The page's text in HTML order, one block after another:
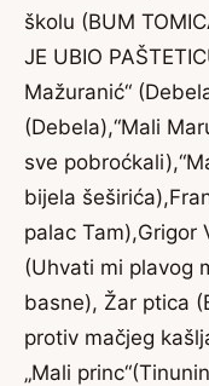
školu (BUM
JE UBIO
Mažuranić“
(Debela),“Mali
sve
bijela
palac Tam),Grigor
(Uhvati mi plavog
basne), Žar ptica
protiv mačjeg
„Mali